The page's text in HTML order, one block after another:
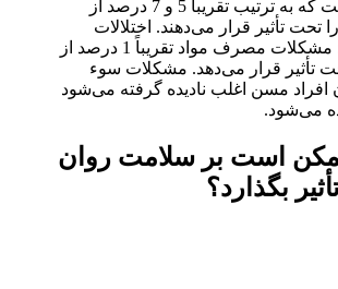
عقل و افسردگی است که به ترتیب تقریباً 5 و 7 درصد از
تأثیر قرار می‌دهند. اختلالات
اضطرابی 3.8 درصد؛ مشکلات مصرف مواد تقریباً 1 درصد از
تأثیر قرار می‌دهد. مشکلات سوء
مسن اغلب نادیده گرفته می‌شود
می‌شود.
است بر سلامت روان
بگذارد؟